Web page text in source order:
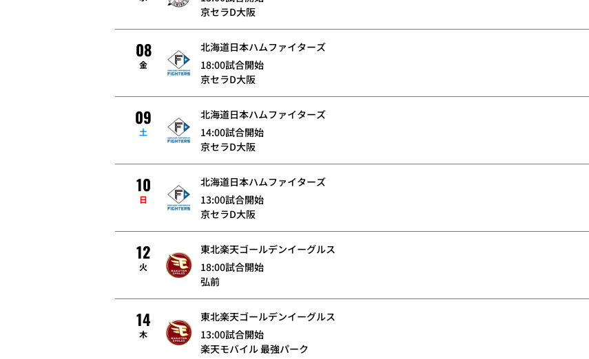
京セラD大阪
08
金
北海道日本ハムファイターズ
18:00試合開始
京セラD大阪
09
土
北海道日本ハムファイターズ
14:00試合開始
京セラD大阪
10
日
北海道日本ハムファイターズ
13:00試合開始
京セラD大阪
12
火
東北楽天ゴールデンイーグルス
18:00試合開始
弘前
14
木
東北楽天ゴールデンイーグルス
13:00試合開始
楽天モバイル 最強パーク